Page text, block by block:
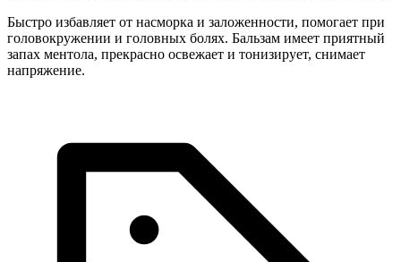
Быстро избавляет от насморка и заложенности, помогает при
головокружении и головных болях. Бальзам имеет приятный
запах ментола, прекрасно освежает и тонизирует, снимает
напряжение.